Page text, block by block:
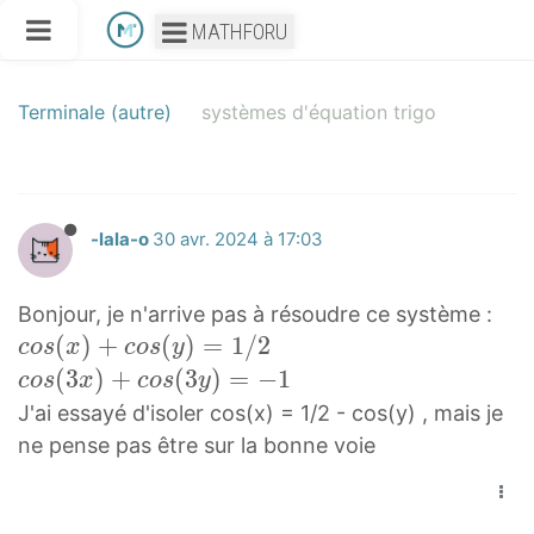
MATHFORU
Terminale (autre) systèmes d'équation trigo
-lala-o 30 avr. 2024 à 17:03
Bonjour, je n'arrive pas à résoudre ce système :
c
o
s
(
cos(x) + cos(y) = 1/2
c
o
s
cos(3x) + cos(3y) = −1
J'ai essayé d'isoler cos(x) = 1/2 - cos(y) , mais je
ne pense pas être sur la bonne voie